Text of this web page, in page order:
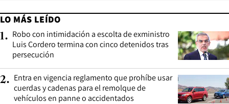
LO MÁS LEÍDO
1. Robo con intimidación a escolta de exministro
Luis Cordero termina con cinco detenidos tras
persecución
2. Entra en vigencia reglamento que prohíbe usar
cuerdas y cadenas para el remolque de
vehículos en panne o accidentados